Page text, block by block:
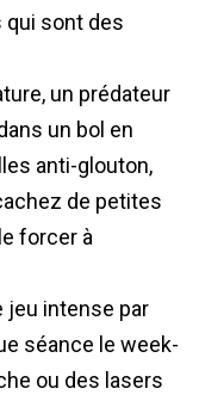
sont des
un prédateur
un bol en
anti-glouton,
de petites
forcer à
jeu intense par
séance le week-
ou des lasers